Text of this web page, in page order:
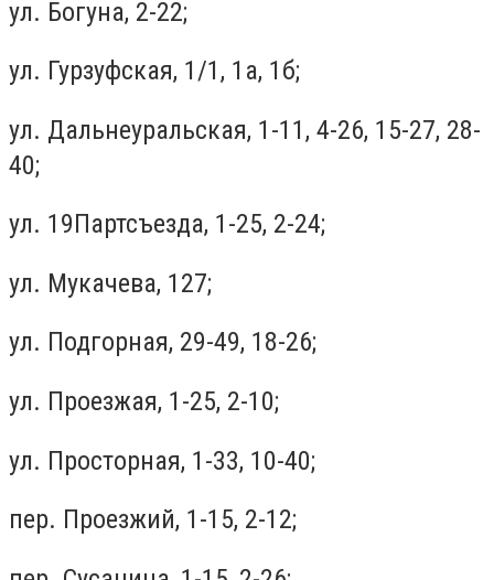
ул. Богуна, 2-22;
ул. Гурзуфская, 1/1, 1a, 1б;
ул. Дальнеуральская, 1-11, 4-26, 15-27, 28-
40;
ул. 19Партсъезда, 1-25, 2-24;
ул. Мукачева, 127;
ул. Подгорная, 29-49, 18-26;
ул. Проезжая, 1-25, 2-10;
ул. Просторная, 1-33, 10-40;
пер. Проезжий, 1-15, 2-12;